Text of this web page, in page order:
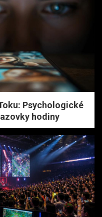
Psychologické
hodiny